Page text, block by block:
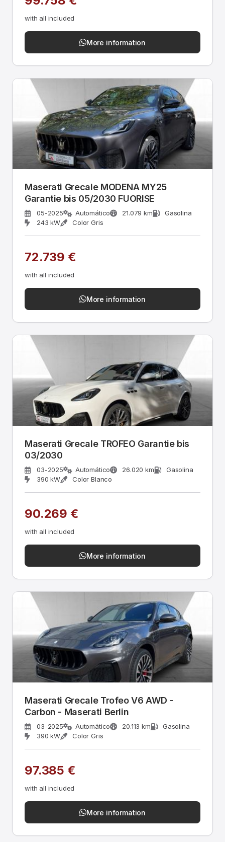
with all included
More information
Maserati Grecale MODENA MY25
Garantie bis 05/2030 FUORISE
05-2025 Automático 21.079 km
Gasolina
243 kW
Color Gris
72.739 €
with all included
More information
Maserati Grecale TROFEO Garantie bis
03/2030
03-2025 Automático 26.020 km
Gasolina
390 kW
Color Blanco
90.269 €
with all included
More information
Maserati Grecale Trofeo V6 AWD -
Carbon - Maserati Berlin
03-2025 Automático 20.113 km
Gasolina
390 kW
Color Gris
97.385 €
with all included
More information